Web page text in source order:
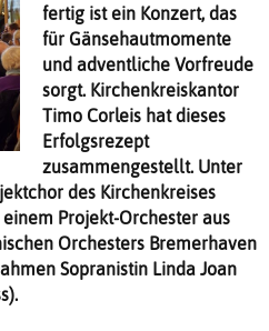
fertig ist ein Konzert, das
für Gänsehautmomente
und adventliche Vorfreude
sorgt. Kirchenkreiskantor
Timo Corleis hat dieses
Erfolgsrezept
zusammengestellt. Unter
des Kirchenkreises
Projekt-Orchester aus
Orchesters Bremerhaven
Sopranistin Linda Joan